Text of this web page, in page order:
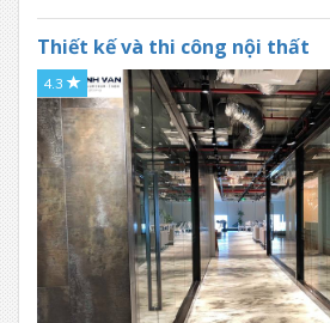
Thiết kế và thi công nội thất
4.3